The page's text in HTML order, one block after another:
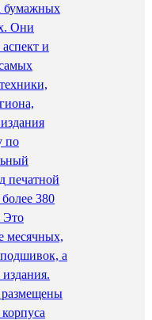
бумажных
Они
и
по
печатной
380
Это
месячных,
а